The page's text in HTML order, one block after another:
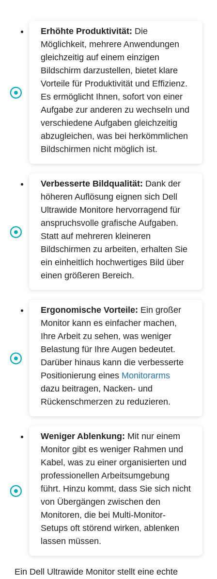
Erhöhte Produktivität: Die
Möglichkeit, mehrere Anwendungen
gleichzeitig auf einem einzigen
Bildschirm darzustellen, bietet klare
Vorteile für Produktivität und Effizienz.
Es ermöglicht Ihnen, sofort von einer
Aufgabe zur anderen zu wechseln und
verschiedene Aufgaben gleichzeitig
abzugleichen, was bei herkömmlichen
Bildschirmen nicht möglich ist.
Verbesserte Bildqualität: Dank der
höheren Auflösung eignen sich Dell
Ultrawide Monitore hervorragend für
anspruchsvolle grafische Aufgaben.
Statt auf mehreren kleineren
Bildschirmen zu arbeiten, erhalten Sie
ein einheitlich hochwertiges Bild über
einen größeren Bereich.
Ergonomische Vorteile: Ein großer
Monitor kann es einfacher machen,
Ihre Arbeit zu sehen, was weniger
Belastung für Ihre Augen bedeutet.
Darüber hinaus kann die verbesserte
Positionierung eines Monitorarms
dazu beitragen, Nacken- und
Rückenschmerzen zu reduzieren.
Weniger Ablenkung: Mit nur einem
Monitor gibt es weniger Rahmen und
Kabel, was zu einer organisierten und
professionellen Arbeitsumgebung
führt. Hinzu kommt, dass Sie sich nicht
von Übergängen zwischen den
Monitoren, die bei Multi-Monitor-
Setups oft störend wirken, ablenken
lassen müssen.
Ein Dell Ultrawide Monitor stellt eine echte